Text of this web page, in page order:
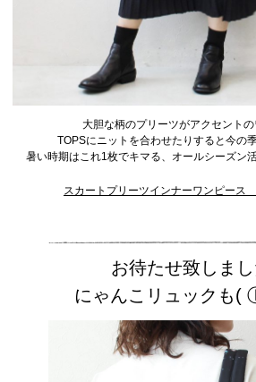
大胆な柄のプリーツがアクセントの
TOPSにニットを合わせたりすると今の
暑い時期はこれ1枚でキマる、オールシーズン
スカートプリーツインナーワンピ
お待たせ致しまし
にゃんこリュック